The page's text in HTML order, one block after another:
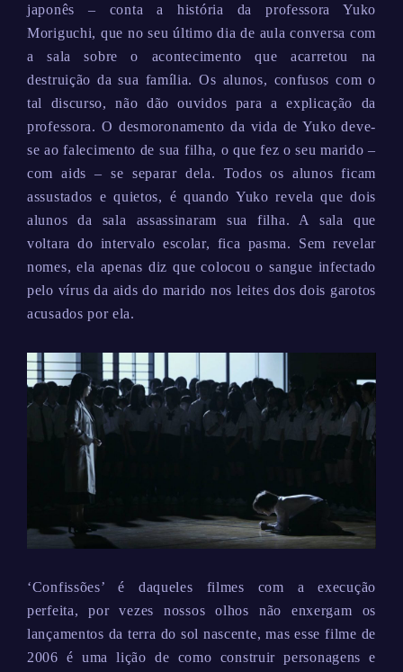
japonês – conta a história da professora Yuko
Moriguchi, que no seu último dia de aula conversa com
a sala sobre o acontecimento que acarretou na
destruição da sua família. Os alunos, confusos com o
tal discurso, não dão ouvidos para a explicação da
professora. O desmoronamento da vida de Yuko deve-
se ao falecimento de sua filha, o que fez o seu marido –
com aids – se separar dela. Todos os alunos ficam
assustados e quietos, é quando Yuko revela que dois
alunos da sala assassinaram sua filha. A sala que
voltara do intervalo escolar, fica pasma. Sem revelar
nomes, ela apenas diz que colocou o sangue infectado
pelo vírus da aids do marido nos leites dos dois garotos
acusados por ela.
‘Confissões’ é daqueles filmes com a execução
perfeita, por vezes nossos olhos não enxergam os
lançamentos da terra do sol nascente, mas esse filme de
2006 é uma lição de como construir personagens e